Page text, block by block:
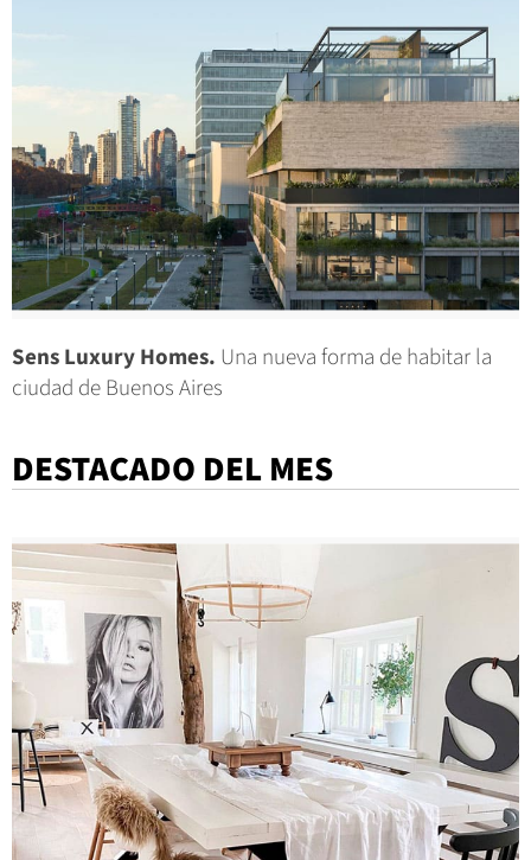
Sens Luxury Homes. Una nueva forma de habitar la
ciudad de Buenos Aires
DESTACADO DEL MES